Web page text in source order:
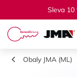
Sleva
Obaly JMA (ML)